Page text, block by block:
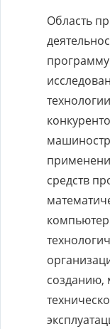
Область
средств
созданию,